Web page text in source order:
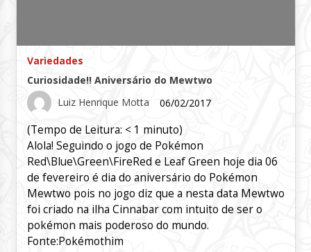
Variedades
Curiosidade!! Aniversário do Mewtwo
Luiz Henrique Motta
06/02/2017
(Tempo de Leitura: < 1 minuto)
Alola! Seguindo o jogo de Pokémon
Red\Blue\Green\FireRed e Leaf Green hoje dia 06
de fevereiro é dia do aniversário do Pokémon
Mewtwo pois no jogo diz que a nesta data Mewtwo
foi criado na ilha Cinnabar com intuito de ser o
pokémon mais poderoso do mundo.
Fonte:Pokémothim